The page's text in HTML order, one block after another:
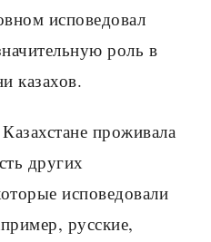
исповедовал
роль в
казахов.
проживала
других
исповедовали
русские,